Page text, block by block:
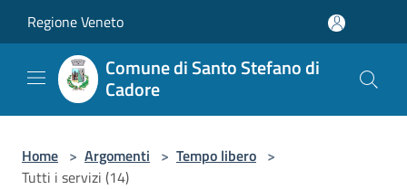
Regione Veneto
Comune di Santo Stefano di
Cadore
Home > Argomenti > Tempo libero >
Tutti i servizi (14)